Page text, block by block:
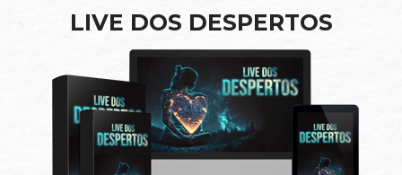
LIVE DOS DESPERTOS